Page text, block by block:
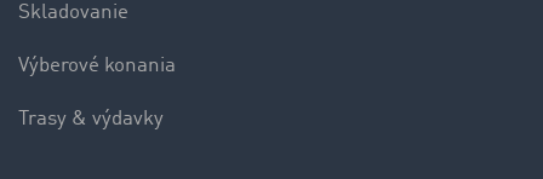
Skladovanie
Výberové konania
Trasy & výdavky